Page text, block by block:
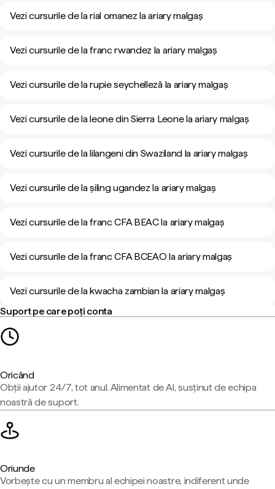
Vezi cursurile de la rial omanez la ariary malgaș
Vezi cursurile de la franc rwandez la ariary malgaș
Vezi cursurile de la rupie seychelleză la ariary malgaș
Vezi cursurile de la leone din Sierra Leone la ariary malgaș
Vezi cursurile de la lilangeni din Swaziland la ariary malgaș
Vezi cursurile de la șiling ugandez la ariary malgaș
Vezi cursurile de la franc CFA BEAC la ariary malgaș
Vezi cursurile de la franc CFA BCEAO la ariary malgaș
Vezi cursurile de la kwacha zambian la ariary malgaș
Suport pe care poți conta
Oricând
Obții ajutor 24/7, tot anul. Alimentat de AI, susținut de echipa
noastră de suport.
Oriunde
Vorbește cu un membru al echipei noastre, indiferent unde